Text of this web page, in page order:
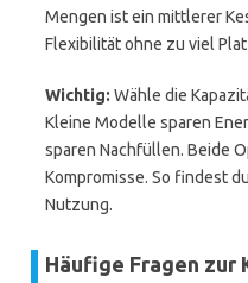
Mengen ist ein mittlerer
Flexibilität ohne zu viel
Wichtig: Wähle die
Kleine Modelle sparen
sparen Nachfüllen. Beide
Kompromisse. So findest
Nutzung.
Häufige Fragen zur